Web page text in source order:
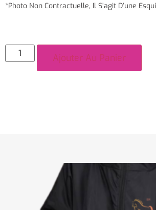
*Photo Non Contractuelle, Il S’agit D’une
Ajouter Au Panier